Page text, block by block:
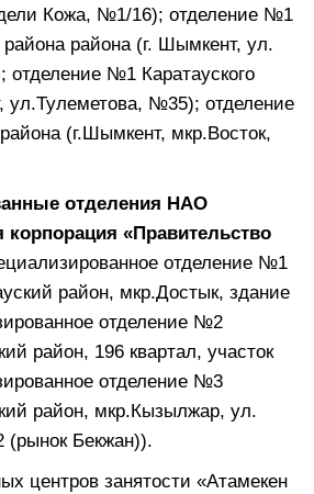
Кожа, №1/16); отделение №1
района (г. Шымкент, ул.
№1 Каратауского
ул.Тулеметова, №35); отделение
(г.Шымкент, мкр.Восток,
отделения НАО
корпорация «Правительство
отделение №1
район, мкр.Достык, здание
отделение №2
район, 196 квартал, участок
отделение №3
район, мкр.Кызылжар, ул.
Бекжан)).
центров занятости «Атамекен